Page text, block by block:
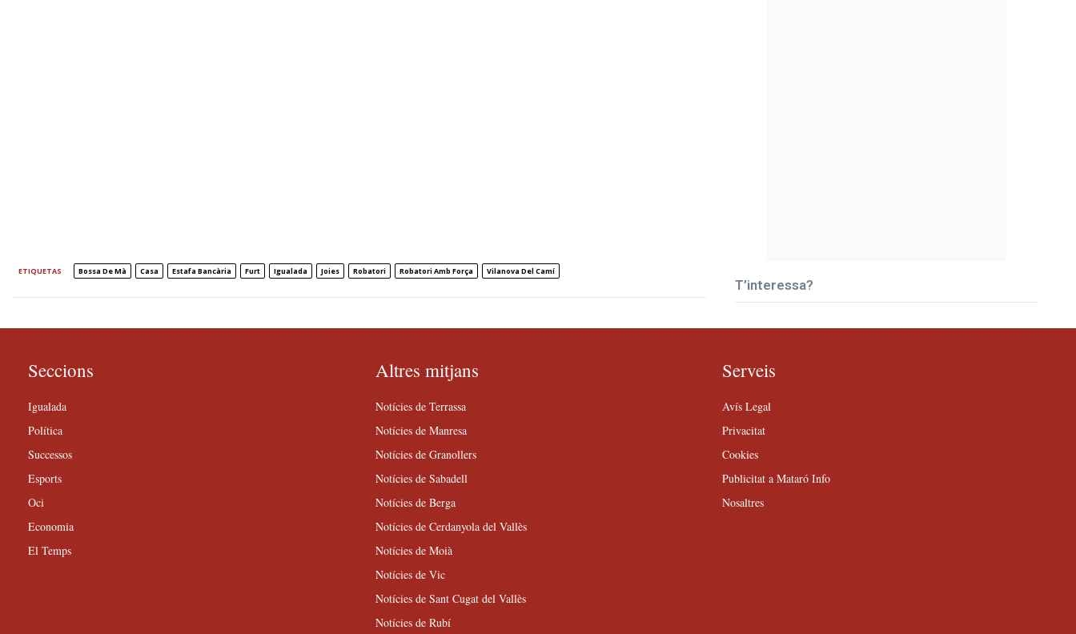
ETIQUETAS Bossa De Mà Casa Estafa Bancària Furt Igualada Joies Robatori Robatori Amb Força Vilanova Del Camí
T’interessa?
Seccions
Igualada
Política
Successos
Esports
Oci
Economia
El Temps
Altres mitjans
Notícies de Terrassa
Notícies de Manresa
Notícies de Granollers
Notícies de Sabadell
Notícies de Berga
Notícies de Cerdanyola del Vallès
Notícies de Moià
Notícies de Vic
Notícies de Sant Cugat del Vallès
Notícies de Rubí
Serveis
Avís Legal
Privacitat
Cookies
Publicitat a Mataró Info
Nosaltres